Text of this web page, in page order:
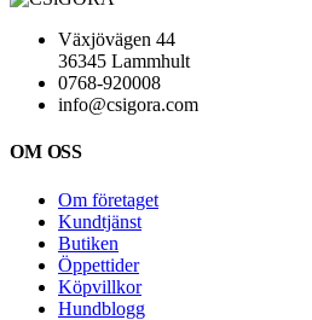
Växjövägen 44
36345 Lammhult
0768-920008
info@csigora.com
OM OSS
Om företaget
Kundtjänst
Butiken
Öppettider
Köpvillkor
Hundblogg